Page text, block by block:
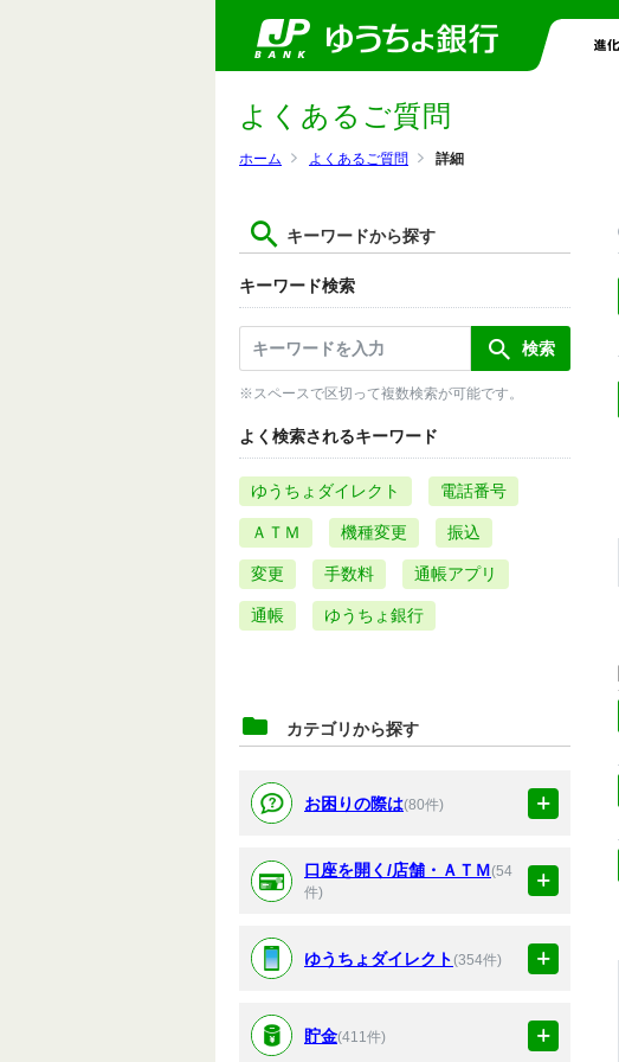
ホーム よくあるご質問 詳細
よくあるご質問
キーワードから探す
キーワード検索
※スペースで区切って複数検索が可能です。
よく検索されるキーワード
ゆうちょダイレクト 電話番号
ＡＴＭ 機種変更 振込
変更 手数料 通帳アプリ
通帳 ゆうちょ銀行
カテゴリから探す
お困りの際は(80件)
口座を開く/店舗・ＡＴＭ(54
件)
ゆうちょダイレクト(354件)
貯金(411件)